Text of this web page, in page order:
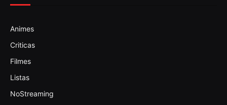
Animes
Criticas
Filmes
Listas
NoStreaming